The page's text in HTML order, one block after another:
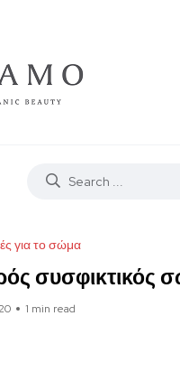
για το σώμα
συσφικτικός
1 min read